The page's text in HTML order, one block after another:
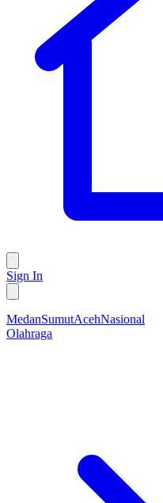
Sign In
MedanSumutAcehNasional
Olahraga